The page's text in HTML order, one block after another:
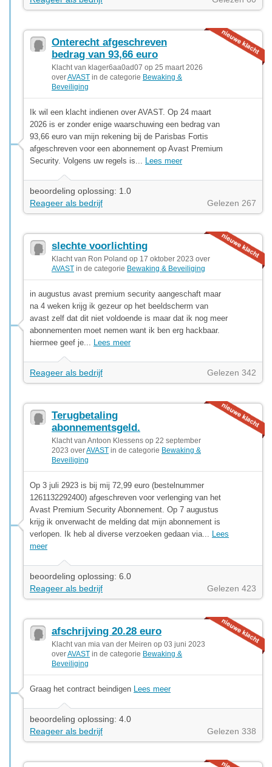
Onterecht afgeschreven
bedrag van 93,66 euro
Klacht van klager6aa0ad07 op 25 maart 2026
overAVAST in de categorie Bewaking &
Beveiliging
Ik wil een klacht indienen over AVAST. Op 24 maart
2026 is er zonder enige waarschuwing een bedrag van
93,66 euro van mijn rekening bij de Parisbas Fortis
afgeschreven voor een abonnement op Avast Premium
Security. Volgens uw regels is... Lees meer
beoordeling oplossing: 1.0
Reageer als bedrijf
Gelezen 267
slechte voorlichting
Klacht van Ron Poland op 17 oktober 2023 over
AVAST in de categorie Bewaking & Beveiliging
in augustus avast premium security aangeschaft maar
na 4 weken krijg ik gezeur op het beeldscherm van
avast zelf dat dit niet voldoende is maar dat ik nog meer
abonnementen moet nemen want ik ben erg hackbaar.
hiermee geef je... Lees meer
Reageer als bedrijf Gelezen 342
Terugbetaling
abonnementsgeld.
Klacht van Antoon Klessens op 22 september
2023 overAVAST in de categorie Bewaking &
Beveiliging
Op 3 juli 2923 is bij mij 72,99 euro (bestelnummer
1261132292400) afgeschreven voor verlenging van het
Avast Premium Security Abonnement. Op 7 augustus
krijg ik onverwacht de melding dat mijn abonnement is
verlopen. Ik heb al diverse verzoeken gedaan via... Lees
meer
beoordeling oplossing: 6.0
Reageer als bedrijf
Gelezen 423
afschrijving 20.28 euro
Klacht van mia van der Meiren op 03 juni 2023
overAVAST in de categorie Bewaking &
Beveiliging
Graag het contract beindigen Lees meer
beoordeling oplossing: 4.0
Reageer als bedrijf
Gelezen 338